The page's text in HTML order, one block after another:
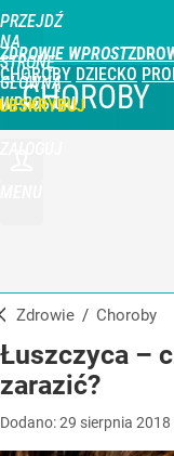
PRZEJDŹ
NA
STRONĘ
GŁÓWNĄ
WPROST.PL
ZDROWIE WPROST
CHOROBY DZIECKO
CHOROBY
Zdrowie / Choroby
Łuszczyca –
zarazić?
Dodano:29 sierpnia 2018